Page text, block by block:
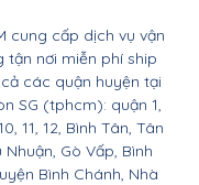
cung cấp dịch vụ vận
tận nơi miễn phí ship
các quận huyện tại
SG (tphcm): quận 1,
11, 12, Bình Tân, Tân
Nhuận, Gò Vấp, Bình
Bình Chánh, Nhà